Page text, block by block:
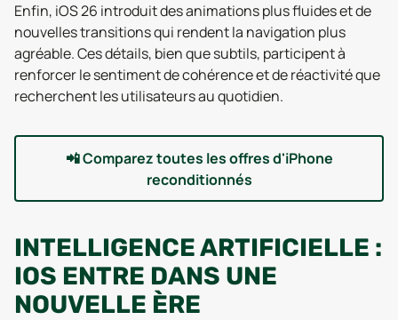
Enfin, iOS 26 introduit des animations plus fluides et de
nouvelles transitions qui rendent la navigation plus
agréable. Ces détails, bien que subtils, participent à
renforcer le sentiment de cohérence et de réactivité que
recherchent les utilisateurs au quotidien.
📲Comparez toutes les offres d'iPhone
reconditionnés
INTELLIGENCE ARTIFICIELLE :
IOS ENTRE DANS UNE
NOUVELLE ÈRE